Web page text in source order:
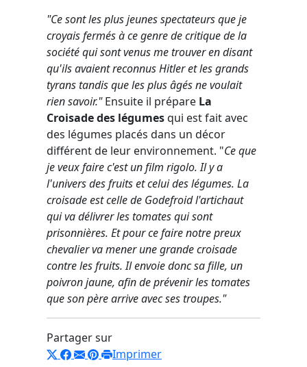
"Ce sont les plus jeunes spectateurs que je
croyais fermés à ce genre de critique de la
société qui sont venus me trouver en disant
qu'ils avaient reconnus Hitler et les grands
tyrans tandis que les plus âgés ne voulait
rien savoir."Ensuite il prépare La
Croisade des légumesqui est fait avec
des légumes placés dans un décor
différent de leur environnement. "Ce que
je veux faire c'est un film rigolo. Il y a
l'univers des fruits et celui des légumes. La
croisade est celle de Godefroid l'artichaut
qui va délivrer les tomates qui sont
prisonnières. Et pour ce faire notre preux
chevalier va mener une grande croisade
contre les fruits. Il envoie donc sa fille, un
poivron jaune, afin de prévenir les tomates
que son père arrive avec ses troupes."
Partager sur
Imprimer